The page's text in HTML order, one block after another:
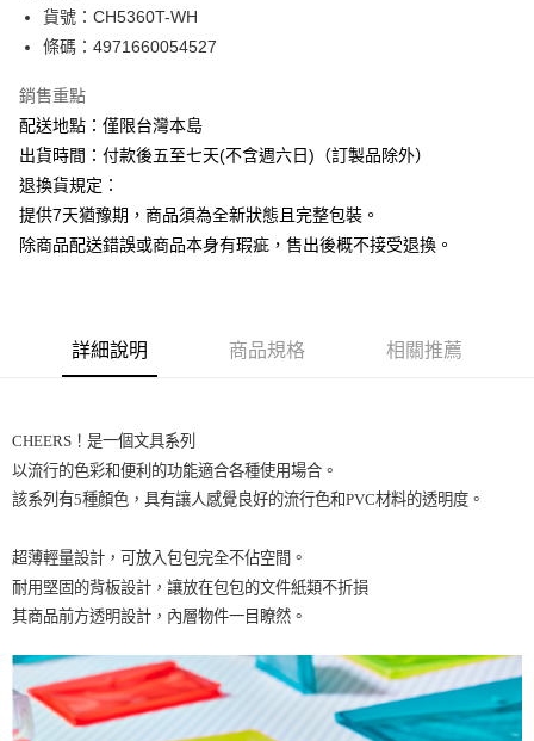
悠遊付
ATM付款
運送方式
下單前請先詢問庫存
每筆NT$130，滿NT$2,500(含以上)免運費
貨號：CH5360T-WH
條碼：4971660054527
銷售重點
配送地點：僅限台灣本島
出貨時間：付款後五至七天(不含週六日)（訂製品除外）
退換貨規定：
提供7天猶豫期，商品須為全新狀態且完整包裝。
除商品配送錯誤或商品本身有瑕疵，售出後概不接受退換。
詳細說明 商品規格 相關推薦
CHEERS！是一個文具系列
以流行的色彩和便利的功能適合各種使用場合。
該系列有5種顏色，具有讓人感覺良好的流行色和PVC材料的透明度。
超薄輕量設計，可放入包包完全不佔空間。
耐用堅固的背板設計，讓放在包包的文件紙類不折損
其商品前方透明設計，內層物件一目瞭然。